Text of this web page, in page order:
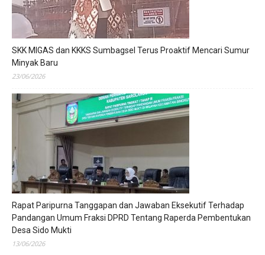
SKK MIGAS dan KKKS Sumbagsel Terus Proaktif Mencari Sumur
Minyak Baru
23/06/2026
Rapat Paripurna Tanggapan dan Jawaban Eksekutif Terhadap
Pandangan Umum Fraksi DPRD Tentang Raperda Pembentukan
Desa Sido Mukti
13/06/2026